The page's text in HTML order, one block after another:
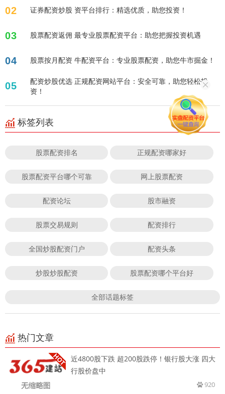
02 证券配资炒股 资平台排行：精选优质，助您投资！
03 股票配资返佣 最专业股票配资平台：助您把握投资机遇
04 股票按月配资 牛配资平台：专业股票配资，助您牛市掘金！
05
配资炒股优选 正规配资网站平台：安全可靠，助您轻松投
资！
标签列表
股票配资排名 正规配资哪家好
股票配资平台哪个可靠 网上股票配资
配资论坛 股市融资
股票交易规则 配资排行
全国炒股配资门户 配资头条
炒股炒股配资 股票配资哪个平台好
全部话题标签
热门文章
近4800股下跌 超200股跌停！银行股大涨 四大
行股价盘中
920